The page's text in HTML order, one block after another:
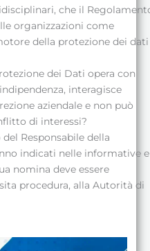
che il
organizzazioni come
della protezione dei dati
dei Dati opera con
interagisce
aziendale e non può
di interessi?
Responsabile della
indicati nelle informative e
nomina deve essere
procedura, alla Autorità di